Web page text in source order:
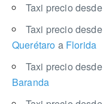
Taxi precio desde
Taxi precio desde
Querétaro aFlorida
Taxi precio desde
Baranda